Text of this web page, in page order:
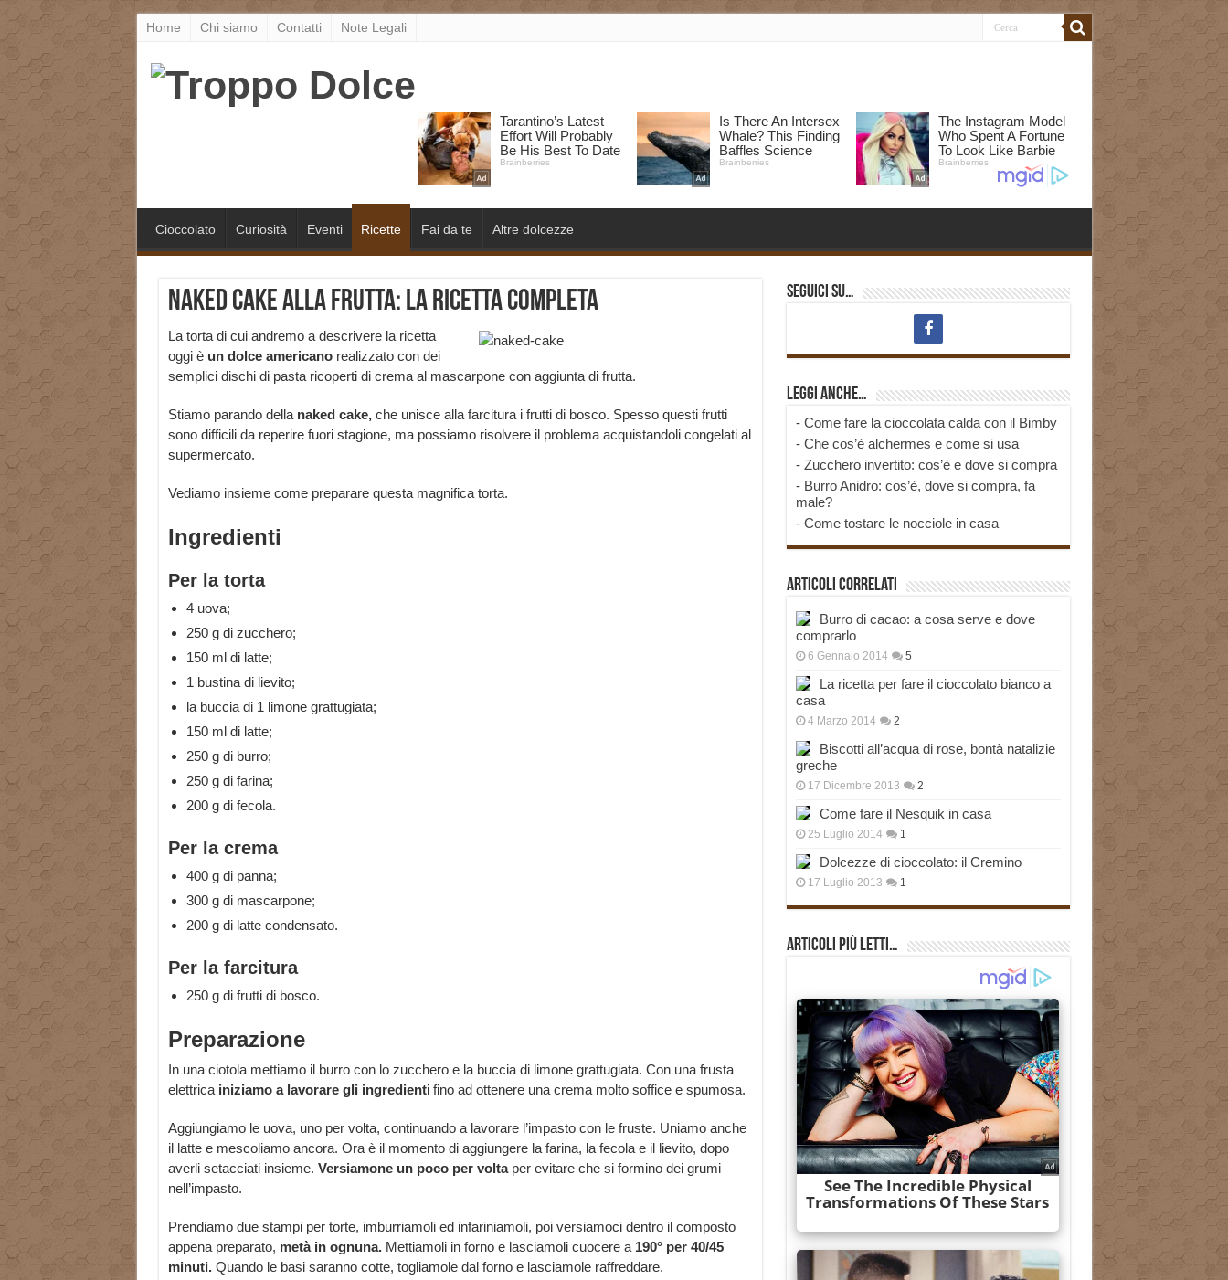
Home Chi siamo Contatti Note Legali
Cioccolato Curiosità Eventi Ricette Fai da te Altre dolcezze
Naked Cake alla frutta: la ricetta completa
La torta di cui andremo a descrivere la ricetta
oggi èun dolce americanorealizzato con dei
semplici dischi di pasta ricoperti di crema al mascarpone con aggiunta di frutta.
Stiamo parando della naked cake,che unisce alla farcitura i frutti di bosco. Spesso questi frutti
sono difficili da reperire fuori stagione, ma possiamo risolvere il problema acquistandoli congelati al
supermercato.
Vediamo insieme come preparare questa magnifica torta.
Ingredienti
Per latorta
4 uova;
250 g di zucchero;
150 ml di latte;
1 bustina di lievito;
la buccia di 1 limone grattugiata;
150 ml di latte;
250 g di burro;
250 g di farina;
200 g di fecola.
Per la crema
400 g di panna;
300 g di mascarpone;
200 g di latte condensato.
Perla farcitura
250 g di frutti di bosco.
Preparazione
In una ciotola mettiamo il burro con lo zucchero e la buccia di limone grattugiata. Con una frusta
elettricainiziamo a lavorare gli ingredienti fino ad ottenere una crema molto soffice e spumosa.
Aggiungiamo le uova, uno per volta, continuando a lavorare l’impasto con le fruste. Uniamo anche
il latte e mescoliamo ancora. Ora è il momento di aggiungere la farina, la fecola e il lievito, dopo
averli setacciati insieme. Versiamone un poco per voltaper evitare che si formino dei grumi
nell’impasto.
Prendiamo due stampi per torte, imburriamoli ed infariniamoli, poi versiamoci dentro il composto
appena preparato, metà in ognuna.Mettiamoli in forno e lasciamoli cuocere a 190° per 40/45
minuti.Quando le basi saranno cotte, togliamole dal forno e lasciamole raffreddare.
Seguici su…
Leggi anche…
- Come fare la cioccolata calda con il Bimby
- Che cos’è alchermes e come si usa
- Zucchero invertito: cos’è e dove si compra
- Burro Anidro: cos’è, dove si compra, fa
male?
- Come tostare le nocciole in casa
Articoli correlati
Burro di cacao: a cosa serve e dove
comprarlo
6 Gennaio 2014 5
La ricetta per fare il cioccolato bianco a
casa
4 Marzo 2014 2
Biscotti all’acqua di rose, bontà natalizie
greche
17 Dicembre 2013 2
Come fare il Nesquik in casa
25 Luglio 2014 1
Dolcezze di cioccolato: il Cremino
17 Luglio 2013 1
Articoli più Letti…